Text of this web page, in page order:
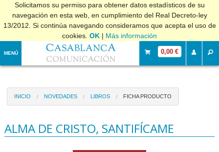
Solicitamos su permiso para obtener datos estadísticos de su
navegación en esta web, en cumplimiento del Real Decreto-ley
13/2012. Si continúa navegando consideramos que acepta el uso de
cookies. OK | Más información
MENÚ 0,00 €
INICIO NOVEDADES LIBROS FICHA PRODUCTO
ALMA DE CRISTO, SANTIFÍCAME